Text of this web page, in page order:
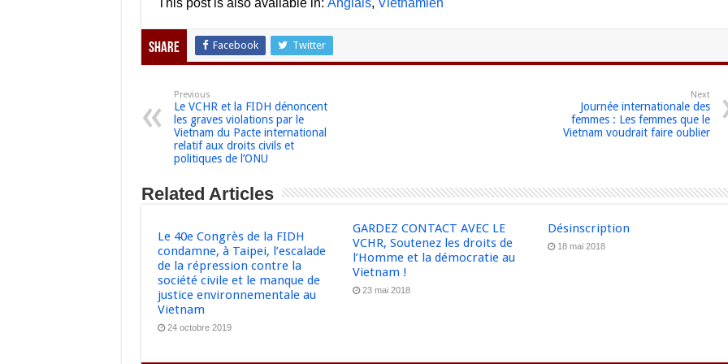
Share Facebook Twitter
Previous
Le VCHR et la FIDH dénoncent
les graves violations par le
Vietnam du Pacte international
relatif aux droits civils et
politiques de l’ONU
Next
Journée internationale des
femmes : Les femmes que le
Vietnam voudrait faire oublier
Related Articles
Le 40e Congrès de la FIDH
condamne, à Taipei, l’escalade
de la répression contre la
société civile et le manque de
justice environnementale au
Vietnam
24 octobre 2019
GARDEZ CONTACT AVEC LE
VCHR, Soutenez les droits de
l’Homme et la démocratie au
Vietnam !
23 mai 2018
Désinscription
18 mai 2018